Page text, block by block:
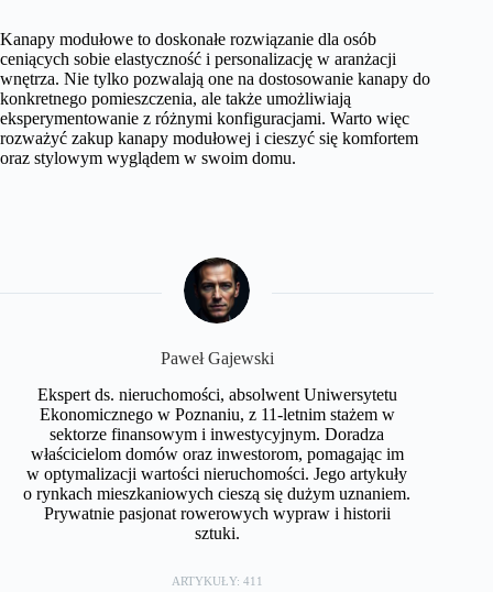
Kanapy modułowe to doskonałe rozwiązanie dla osób
ceniących sobie elastyczność i personalizację w aranżacji
wnętrza. Nie tylko pozwalają one na dostosowanie kanapy do
konkretnego pomieszczenia, ale także umożliwiają
eksperymentowanie z różnymi konfiguracjami. Warto więc
rozważyć zakup kanapy modułowej i cieszyć się komfortem
oraz stylowym wyglądem w swoim domu.
Paweł Gajewski
Ekspert ds. nieruchomości, absolwent Uniwersytetu
Ekonomicznego w Poznaniu, z 11-letnim stażem w
sektorze finansowym i inwestycyjnym. Doradza
właścicielom domów oraz inwestorom, pomagając im
w optymalizacji wartości nieruchomości. Jego artykuły
o rynkach mieszkaniowych cieszą się dużym uznaniem.
Prywatnie pasjonat rowerowych wypraw i historii
sztuki.
ARTYKUŁY: 411